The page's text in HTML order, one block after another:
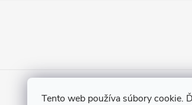
Tento web používa súbory cookie.